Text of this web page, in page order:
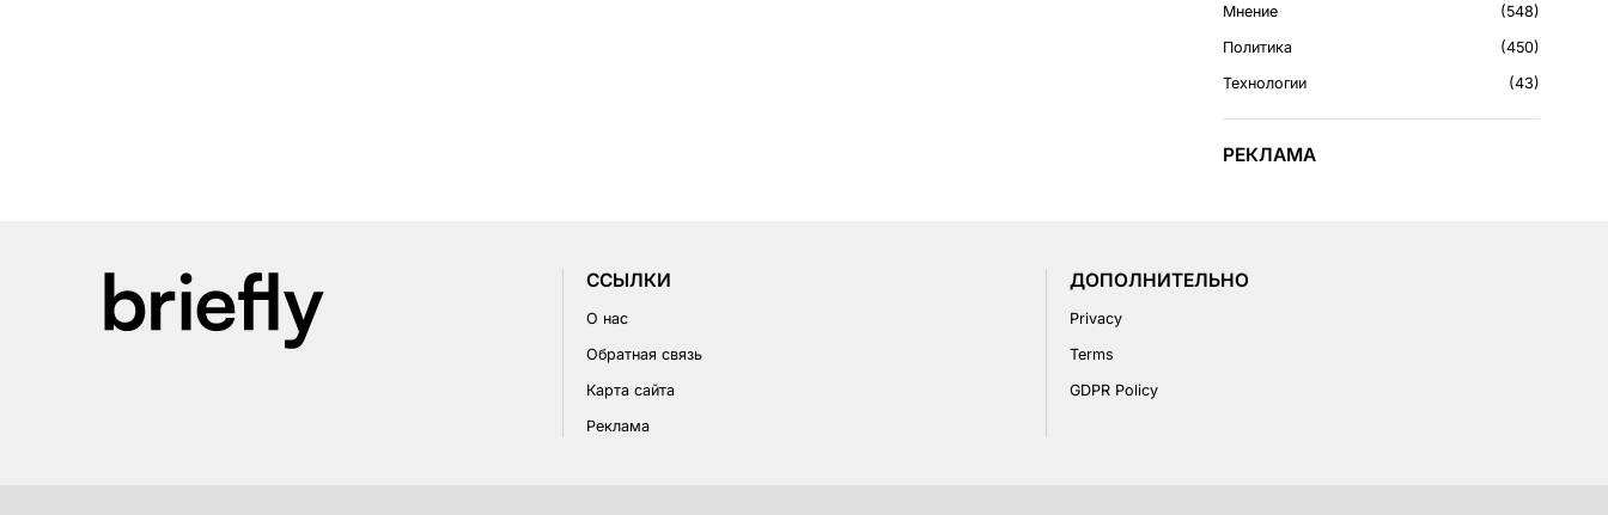
Мнение
548
Политика
450
Технологии
43
РЕКЛАМА
CСЫЛКИ
О нас
Обратная связь
Карта сайта
Реклама
ДОПОЛНИТЕЛЬНО
Privacy
Terms
GDPR Policy